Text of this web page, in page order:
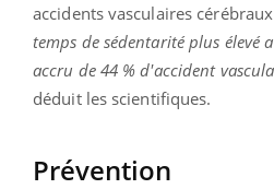
accidents vasculaires
temps de sédentarité plus élevé
accru de 44 % d'accident
déduit les scientifiques.
Prévention